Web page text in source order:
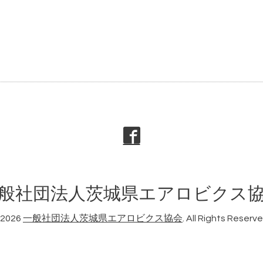
社団法人茨城県エアロビクス
一般社団法人茨城県エアロビクス協会 . All Rights